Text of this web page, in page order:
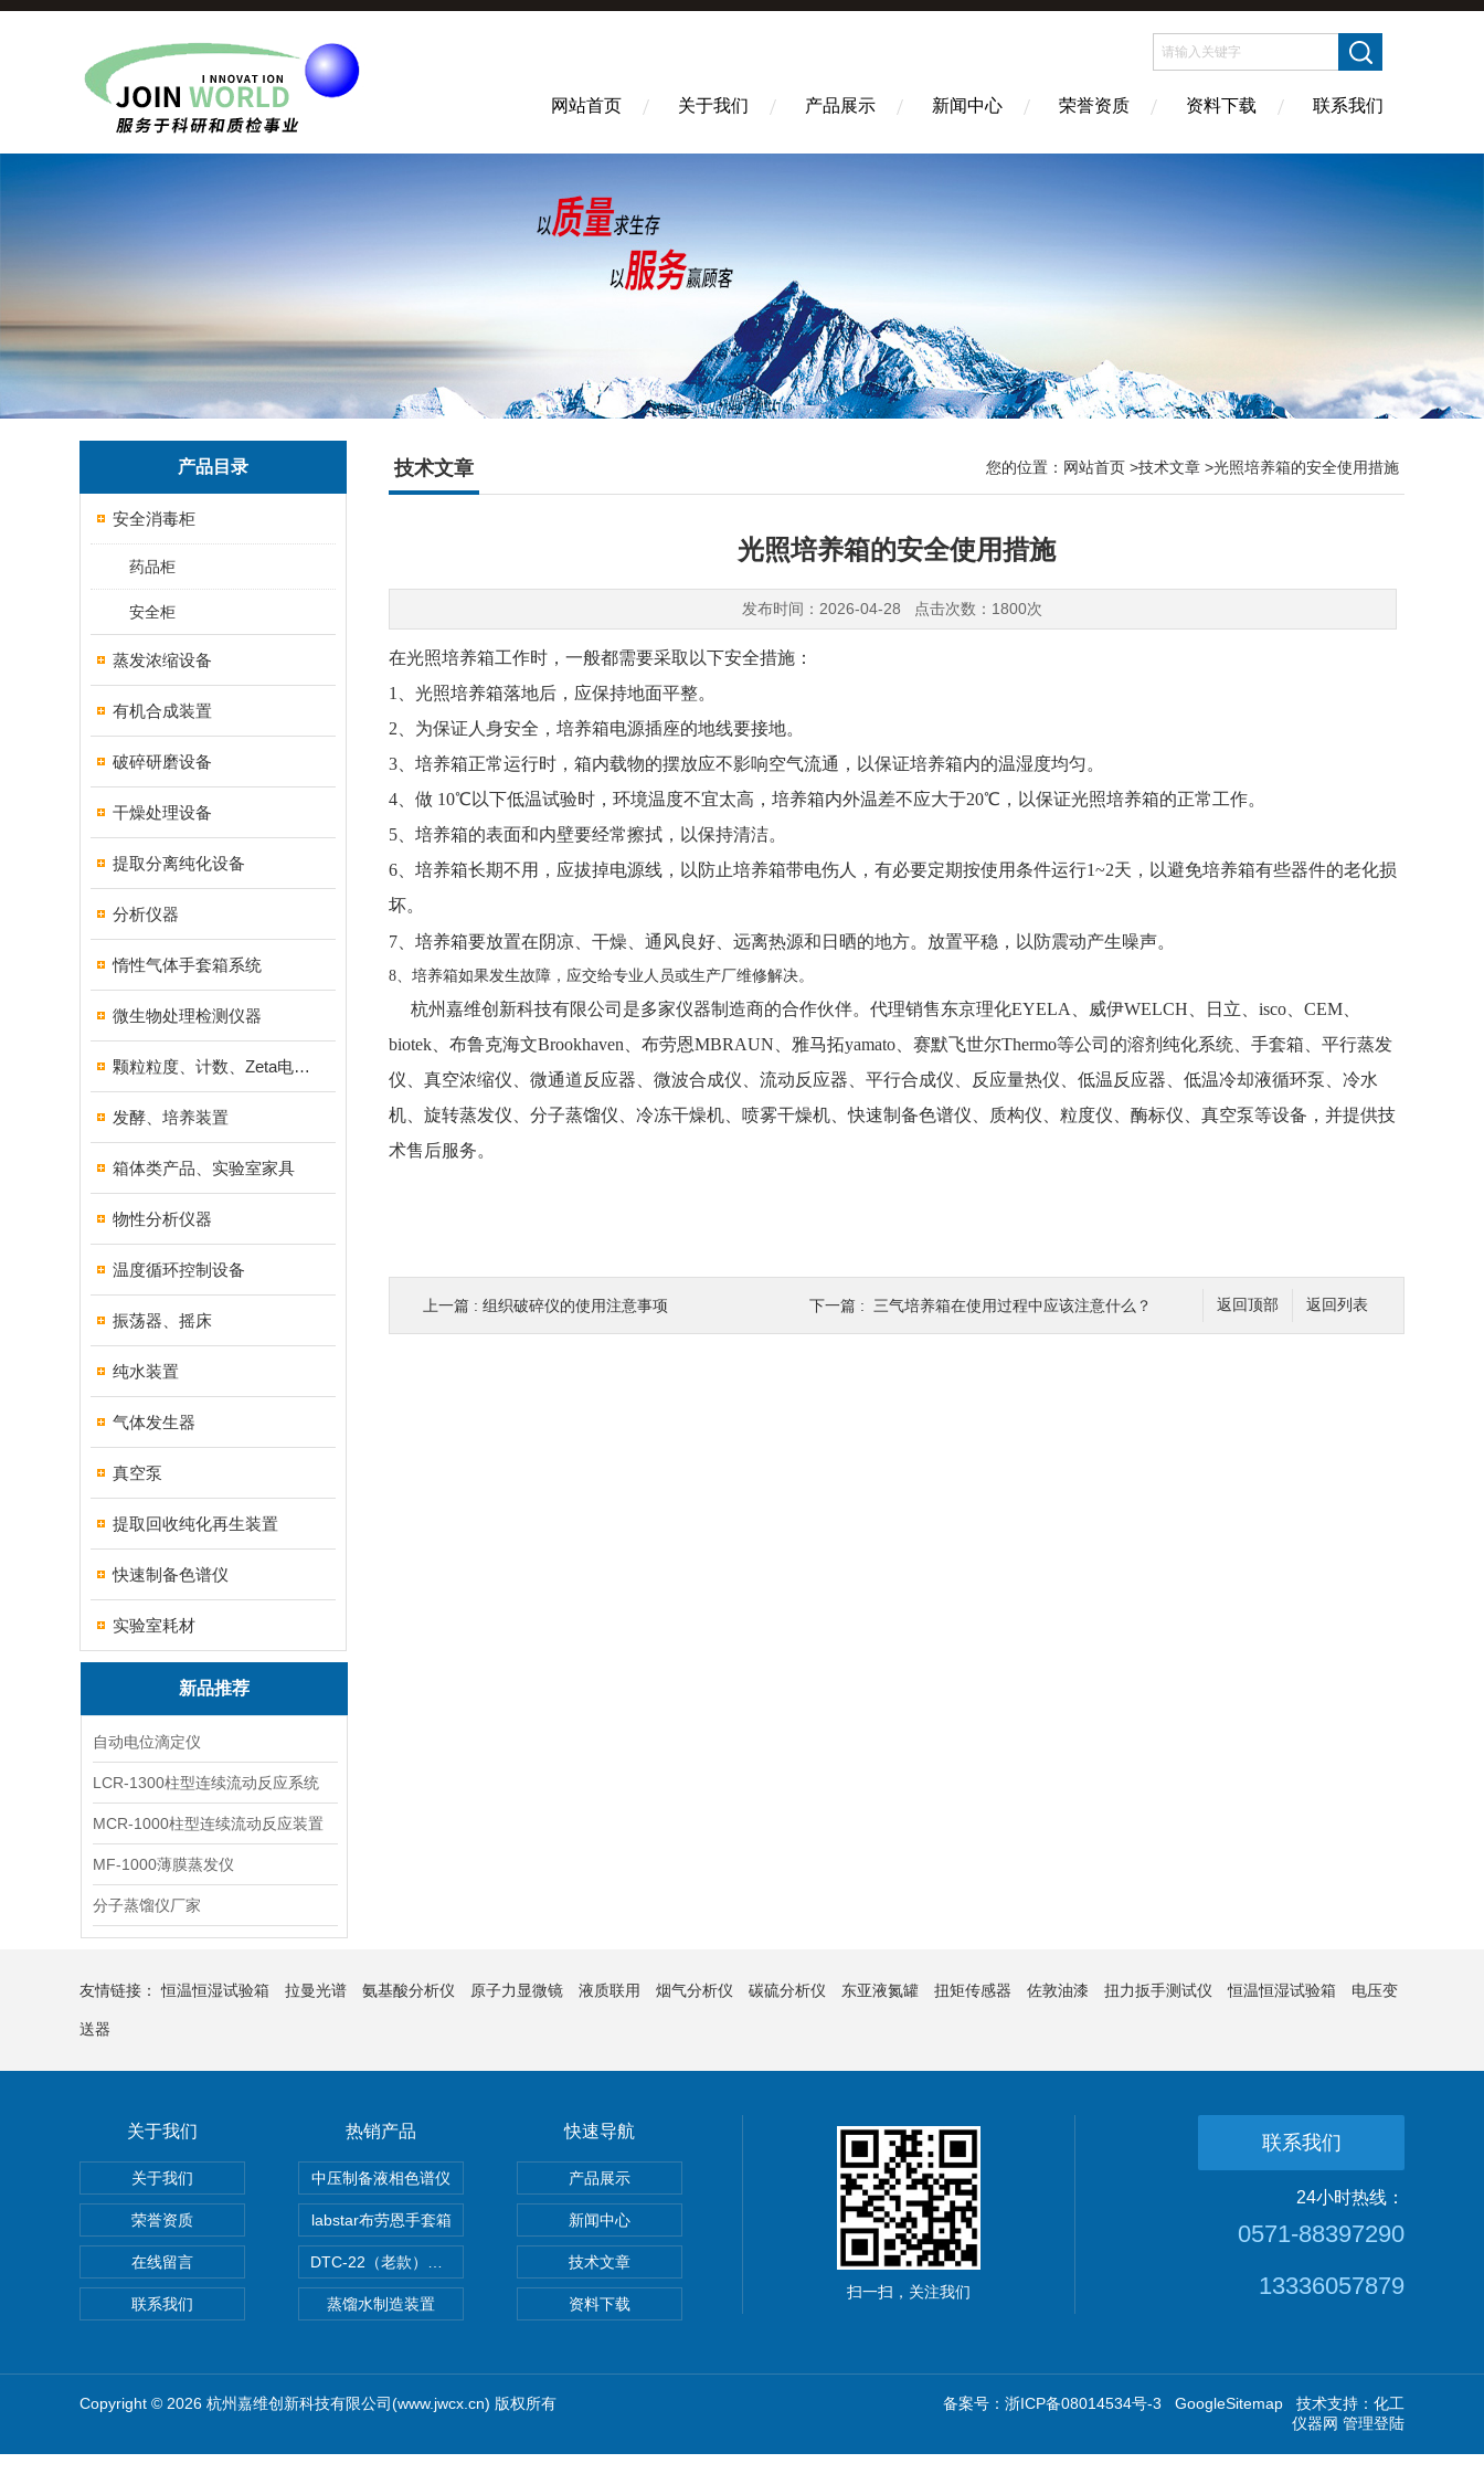
网站首页 关于我们 产品展示 新闻中心 荣誉资质 资料下载 联系我们
产品目录
安全消毒柜
药品柜
安全柜
蒸发浓缩设备
有机合成装置
破碎研磨设备
干燥处理设备
提取分离纯化设备
分析仪器
惰性气体手套箱系统
微生物处理检测仪器
颗粒粒度、计数、Zeta电位分析仪器
发酵、培养装置
箱体类产品、实验室家具
物性分析仪器
温度循环控制设备
振荡器、摇床
纯水装置
气体发生器
真空泵
提取回收纯化再生装置
快速制备色谱仪
实验室耗材
新品推荐
自动电位滴定仪
LCR-1300柱型连续流动反应系统
MCR-1000柱型连续流动反应装置
MF-1000薄膜蒸发仪
分子蒸馏仪厂家
技术文章 您的位置： 网站首页 >技术文章 >光照培养箱的安全使用措施
光照培养箱的安全使用措施
发布时间：2026-04-28 点击次数：1800次
在光照培养箱工作时，一般都需要采取以下安全措施：
1、光照培养箱落地后，应保持地面平整。
2、为保证人身安全，培养箱电源插座的地线要接地。
3、培养箱正常运行时，箱内载物的摆放应不影响空气流通，以保证培养箱内的温湿度均匀。
4、做 10℃以下低温试验时，环境温度不宜太高，培养箱内外温差不应大于20℃，以保证光照培养箱的正常工作。
5、培养箱的表面和内壁要经常擦拭，以保持清洁。
6、培养箱长期不用，应拔掉电源线，以防止培养箱带电伤人，有必要定期按使用条件运行1~2天，以避免培养箱有些器件的老化损
坏。
7、 培养箱要放置在阴凉、干燥、通风良好、远离热源和日晒的地方。放置平稳，以防震动产生噪声。
8、培养箱如果发生故障，应交给专业人员或生产厂维修解决。
杭州嘉维创新科技有限公司是多家仪器制造商的合作伙伴。代理销售东京理化EYELA、威伊WELCH、日立、isco、CEM、
biotek、布鲁克海文Brookhaven、布劳恩MBRAUN、雅马拓yamato、赛默飞世尔Thermo等公司的溶剂纯化系统、手套箱、平行蒸发
仪、真空浓缩仪、微通道反应器、微波合成仪、流动反应器、平行合成仪、反应量热仪、低温反应器、低温冷却液循环泵、冷水
机、旋转蒸发仪、分子蒸馏仪、冷冻干燥机、喷雾干燥机、快速制备色谱仪、质构仪、粒度仪、酶标仪、真空泵等设备，并提供技
术售后服务。
返回列表
返回顶部
上一篇 : 组织破碎仪的使用注意事项 下一篇 : 三气培养箱在使用过程中应该注意什么？
友情链接：恒温恒湿试验箱 拉曼光谱 氨基酸分析仪 原子力显微镜 液质联用 烟气分析仪 碳硫分析仪 东亚液氮罐 扭矩传感器 佐敦油漆 扭力扳手测试仪 恒温恒湿试验箱 电压变
送器
关于我们
关于我们
荣誉资质
在线留言
联系我们
热销产品
中压制备液相色谱仪
labstar布劳恩手套箱
蒸馏水制造装置
快速导航
产品展示
新闻中心
技术文章
资料下载
扫一扫，关注我们
联系我们
24小时热线：
0571-88397290
13336057879
Copyright © 2026 杭州嘉维创新科技有限公司(www.jwcx.cn) 版权所有 备案号：浙ICP备08014534号-3 GoogleSitemap 技术支持： 化工
仪器网 管理登陆